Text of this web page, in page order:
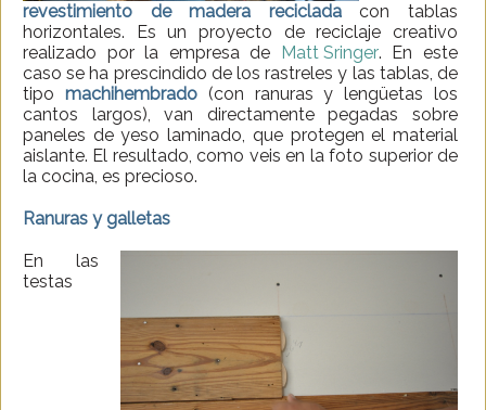
revestimiento de madera recicladacon tablas
horizontales. Es un proyecto de reciclaje creativo
realizado por la empresa de Matt Sringer. En este
caso se ha prescindido de los rastreles y las tablas, de
tipo machihembrado(con ranuras y lengüetas los
cantos largos), van directamente pegadas sobre
paneles de yeso laminado, que protegen el material
aislante. El resultado, como veis en la foto superior de
la cocina, es precioso.
Ranuras y galletas
En las
testas